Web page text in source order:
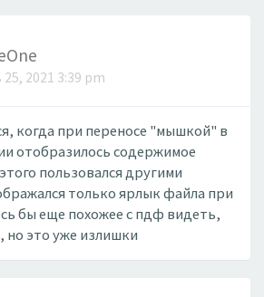
2021 3:39 pm
когда при переносе "мышкой" в
отобразилось содержимое
пользовался другими
только ярлык файла при
бы еще похожее с пдф видеть,
это уже излишки